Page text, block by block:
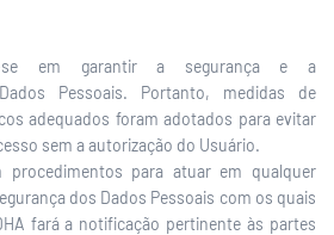
se em garantir a segurança e a
Pessoais. Portanto, medidas de
adequados foram adotados para evitar
sem a autorização do Usuário.
procedimentos para atuar em qualquer
dos Dados Pessoais com os quais
fará a notificação pertinente às partes